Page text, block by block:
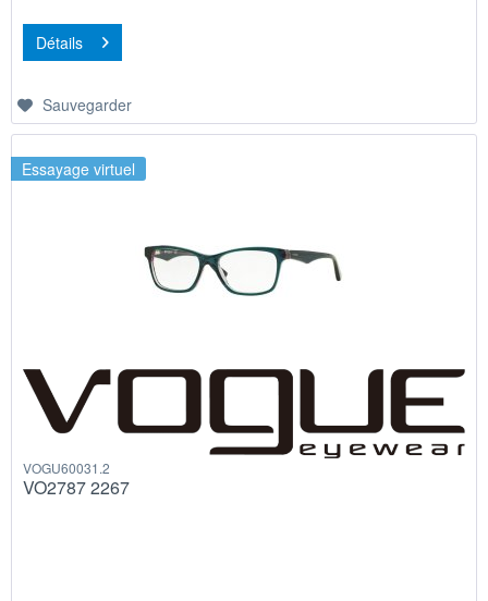
Détails
Sauvegarder
Essayage virtuel
VOGU60031.2
VO2787 2267